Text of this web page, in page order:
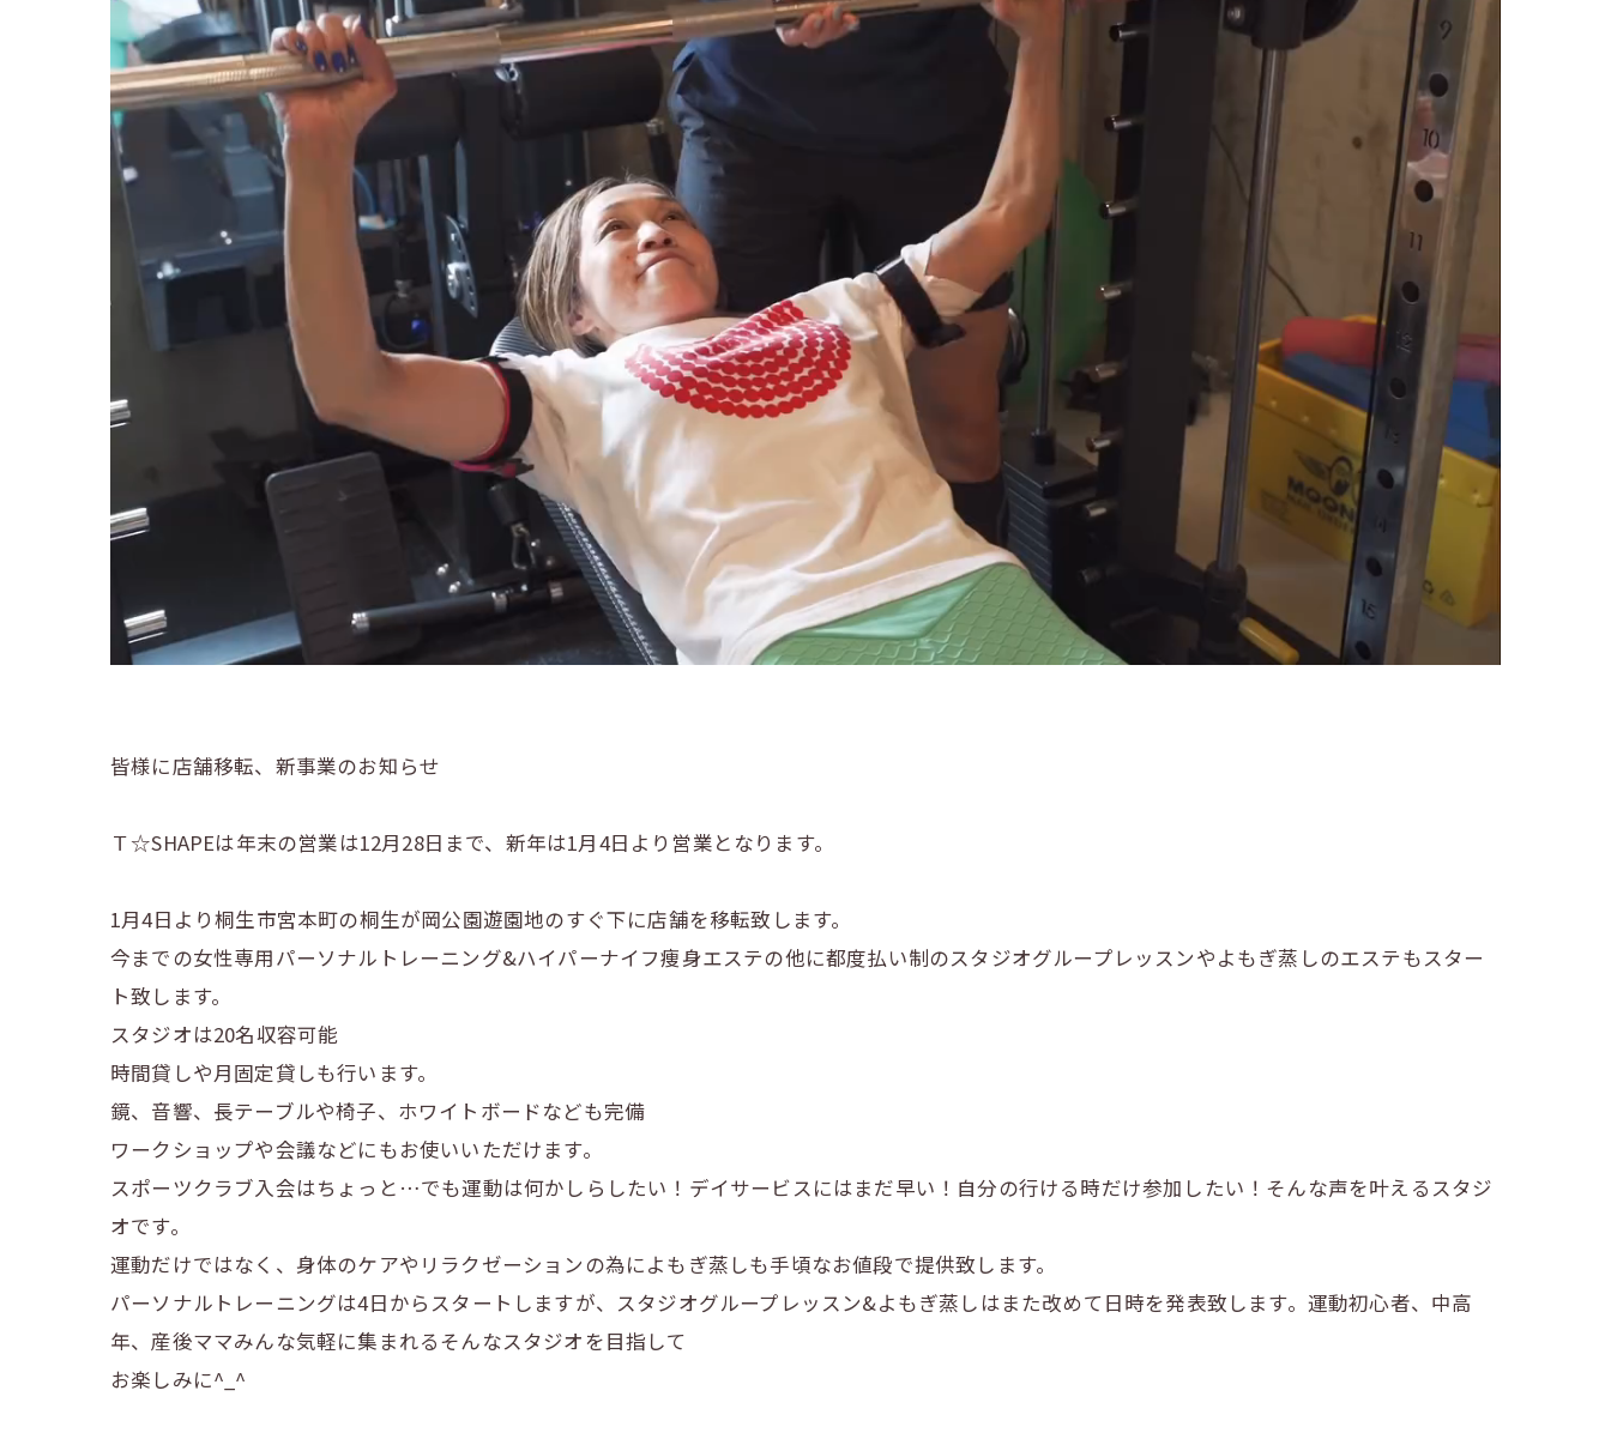
皆様に店舗移転、新事業のお知らせ
Ｔ☆SHAPEは年末の営業は12月28日まで、新年は1月4日より営業となります。
1月4日より桐生市宮本町の桐生が岡公園遊園地のすぐ下に店舗を移転致します。
今までの女性専用パーソナルトレーニング&ハイパーナイフ痩身エステの他に都度払い制のスタジオグループレッスンやよもぎ蒸しのエステもスター
ト致します。
スタジオは20名収容可能
時間貸しや月固定貸しも行います。
鏡、音響、長テーブルや椅子、ホワイトボードなども完備
ワークショップや会議などにもお使いいただけます。
スポーツクラブ入会はちょっと…でも運動は何かしらしたい！デイサービスにはまだ早い！自分の行ける時だけ参加したい！そんな声を叶えるスタジ
オです。
運動だけではなく、身体のケアやリラクゼーションの為によもぎ蒸しも手頃なお値段で提供致します。
パーソナルトレーニングは4日からスタートしますが、スタジオグループレッスン&よもぎ蒸しはまた改めて日時を発表致します。運動初心者、中高
年、産後ママみんな気軽に集まれるそんなスタジオを目指して
お楽しみに^_^